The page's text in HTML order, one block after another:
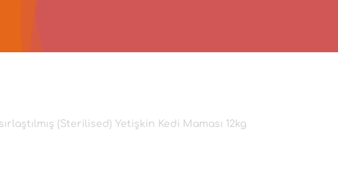
(Sterilised) Yetişkin Kedi Maması 12kg